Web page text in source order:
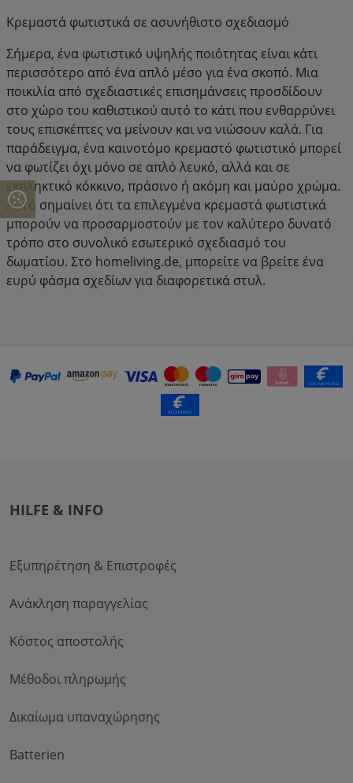
Κρεμαστά φωτιστικά σε ασυνήθιστο σχεδιασμό
Σήμερα, ένα φωτιστικό υψηλής ποιότητας είναι κάτι
περισσότερο από ένα απλό μέσο για ένα σκοπό. Μια
ποικιλία από σχεδιαστικές επισημάνσεις προσδίδουν
στο χώρο του καθιστικού αυτό το κάτι που ενθαρρύνει
τους επισκέπτες να μείνουν και να νιώσουν καλά. Για
παράδειγμα, ένα καινοτόμο κρεμαστό φωτιστικό μπορεί
να φωτίζει όχι μόνο σε απλό λευκό, αλλά και σε
εκπληκτικό κόκκινο, πράσινο ή ακόμη και μαύρο χρώμα.
Αυτό σημαίνει ότι τα επιλεγμένα κρεμαστά φωτιστικά
μπορούν να προσαρμοστούν με τον καλύτερο δυνατό
τρόπο στο συνολικό εσωτερικό σχεδιασμό του
δωματίου. Στο homeliving.de, μπορείτε να βρείτε ένα
ευρύ φάσμα σχεδίων για διαφορετικά στυλ.
HILFE & INFO
Εξυπηρέτηση & Επιστροφές
Ανάκληση παραγγελίας
Κόστος αποστολής
Μέθοδοι πληρωμής
Δικαίωμα υπαναχώρησης
Batterien